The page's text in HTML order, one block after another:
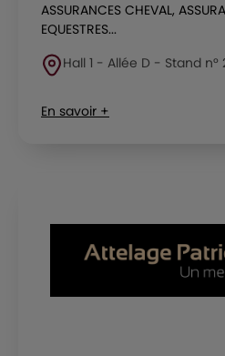
ASSURANCES CHEVAL,
EQUESTRES...
Hall 1 - Allée D - Stand n°
En savoir +